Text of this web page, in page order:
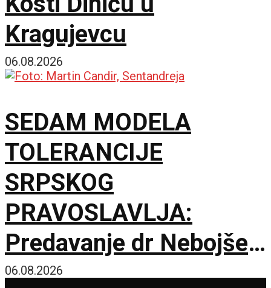
Kragujevcu
06.08.2026
SEDAM MODELA
TOLERANCIJE
SRPSKOG
PRAVOSLAVLJA:
Predavanje dr Nebojše
Šuletića u Galeriji
06.08.2026